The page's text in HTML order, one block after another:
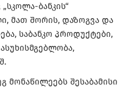
ბანკის“
მათ შორის, დაზოგვა და
საბანკო პროდუქტები,
მონაწილეებს შესაბამისი